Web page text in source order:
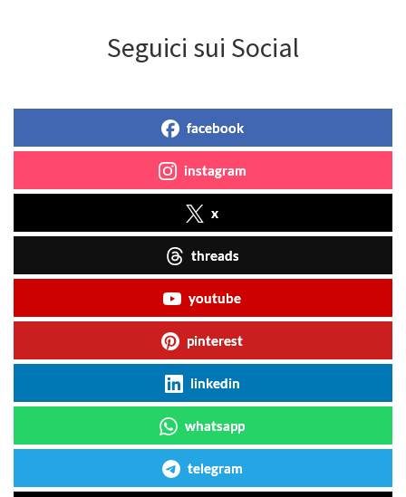
Seguici sui Social
facebook
instagram
x
threads
youtube
pinterest
linkedin
whatsapp
telegram